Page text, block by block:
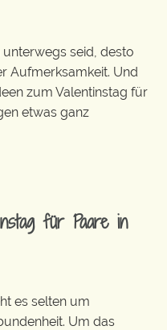
seid, desto
Aufmerksamkeit. Und
zum Valentinstag für
etwas ganz
für Paare in
es selten um
Um das